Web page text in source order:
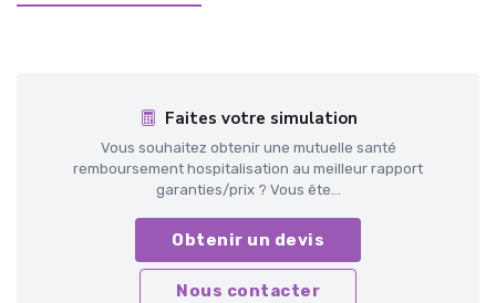
Faites votre simulation
Vous souhaitez obtenir une mutuelle santé
remboursement hospitalisation au meilleur rapport
garanties/prix ? Vous ête...
Obtenir un devis
Nous contacter